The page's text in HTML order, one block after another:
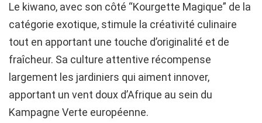
Le kiwano, avec son côté “Kourgette Magique” de la
catégorie exotique, stimule la créativité culinaire
tout en apportant une touche d’originalité et de
fraîcheur. Sa culture attentive récompense
largement les jardiniers qui aiment innover,
apportant un vent doux d’Afrique au sein du
Kampagne Verte européenne.